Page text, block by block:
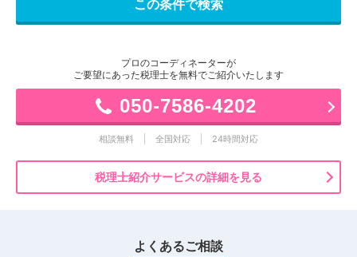
プロのコーディネーターが
ご要望にあった税理士を無料でご紹介いたします
050-7586-4202
相談無料 全国対応 24時間対応
税理士紹介サービスの詳細を見る
よくあるご相談